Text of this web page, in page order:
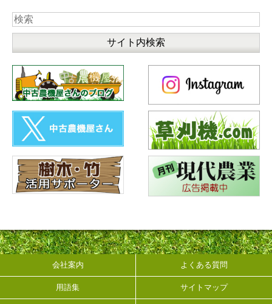
会社案内 よくある質問
用語集 サイトマップ